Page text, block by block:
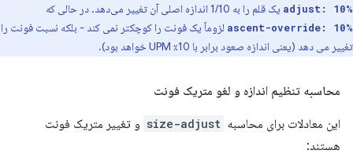
adjust: 10% یک قلم را به 1/10 اندازه اصلی آن تغییر می‌دهد. در حالی که
ascent-override: 10% لزوماً یک فونت را کوچکتر نمی کند - بلکه نسبت فونت را
تغییر می دهد (یعنی اندازه صعود برابر با 10٪ UPM خواهد بود).
محاسبه تنظیم اندازه و لغو متریک فونت
این معادلات برای محاسبه size-adjust و تغییر متریک فونت
هستند: